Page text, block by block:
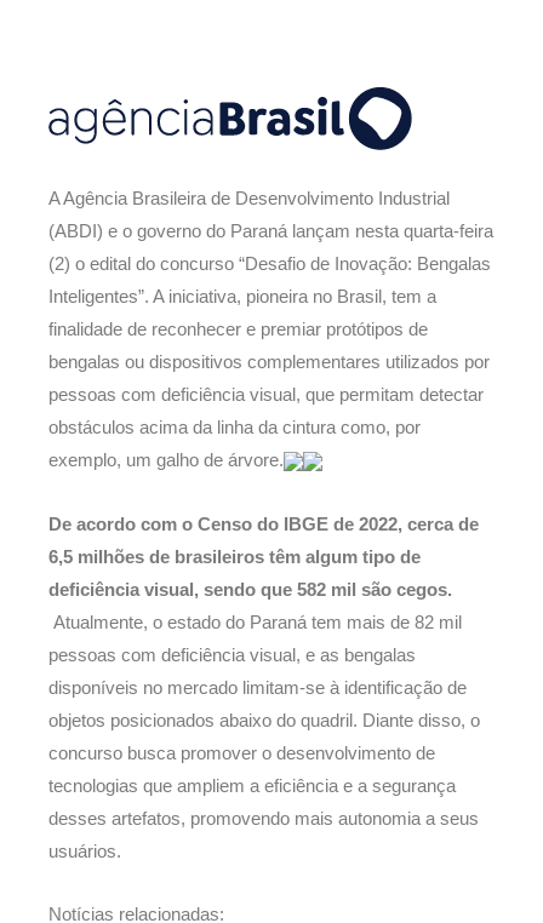
A Agência Brasileira de Desenvolvimento Industrial
(ABDI) e o governo do Paraná lançam nesta quarta-feira
(2) o edital do concurso “Desafio de Inovação: Bengalas
Inteligentes”. A iniciativa, pioneira no Brasil, tem a
finalidade de reconhecer e premiar protótipos de
bengalas ou dispositivos complementares utilizados por
pessoas com deficiência visual, que permitam detectar
obstáculos acima da linha da cintura como, por
exemplo, um galho de árvore.
De acordo com o Censo do IBGE de 2022, cerca de
6,5 milhões de brasileiros têm algum tipo de
deficiência visual, sendo que 582 mil são cegos.
Atualmente, o estado do Paraná tem mais de 82 mil
pessoas com deficiência visual, e as bengalas
disponíveis no mercado limitam-se à identificação de
objetos posicionados abaixo do quadril. Diante disso, o
concurso busca promover o desenvolvimento de
tecnologias que ampliem a eficiência e a segurança
desses artefatos, promovendo mais autonomia a seus
usuários.
Notícias relacionadas: